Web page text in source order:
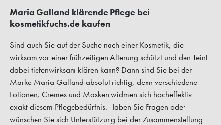
Maria Galland klärende Pflege bei
kosmetikfuchs.de kaufen
Sind auch Sie auf der Suche nach einer Kosmetik, die
wirksam vor einer frühzeitigen Alterung schützt und den Teint
dabei tiefenwirksam klären kann? Dann sind Sie bei der
Marke Maria Galland absolut richtig, denn verschiedene
Lotionen, Cremes und Masken widmen sich hocheffektiv
exakt diesem Pflegebedürfnis. Haben Sie Fragen oder
wünschen Sie sich Unterstützung bei der Zusammenstellung